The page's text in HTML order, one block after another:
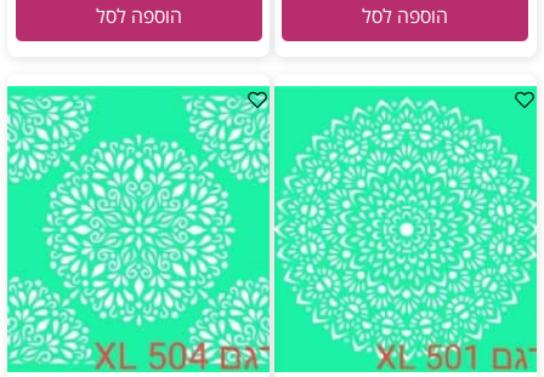
הוספה לסל הוספה לסל